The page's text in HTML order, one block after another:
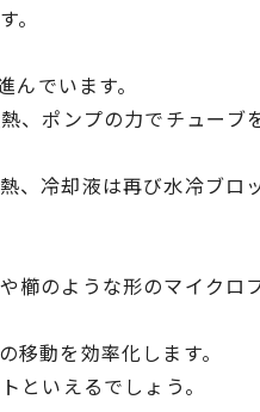
。
んでいます。
、ポンプの力でチューブ
、冷却液は再び水冷ブロ
櫛のような形のマイクロ
動を効率化します。
といえるでしょう。